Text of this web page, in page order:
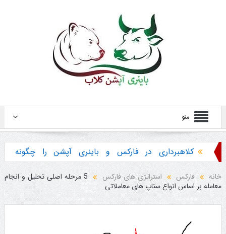
منو
کلاهبرداری در فارکس و باینری آپشن را چگونه
تشخیص دهیم ؟
هشدار در مورد خرید استراتژی ها و پکیج آموزش
باینری آپشن
خانه فارکس استراتژی های فارکس
5 مرحله اصلی تحلیل و انجام
معامله بر اساس انواع ستاپ های معاملاتی